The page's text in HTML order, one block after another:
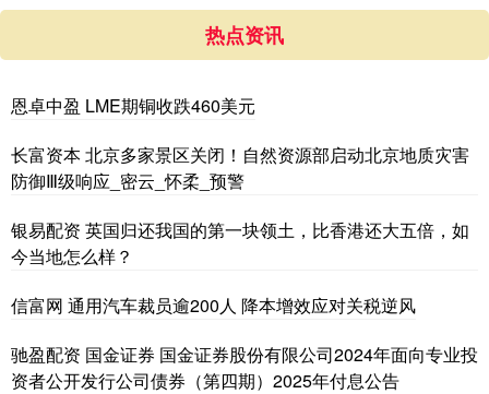
热点资讯
恩卓中盈 LME期铜收跌460美元
长富资本 北京多家景区关闭！自然资源部启动北京地质灾害
防御Ⅲ级响应_密云_怀柔_预警
银易配资 英国归还我国的第一块领土，比香港还大五倍，如
今当地怎么样？
信富网 通用汽车裁员逾200人 降本增效应对关税逆风
驰盈配资 国金证券 国金证券股份有限公司2024年面向专业投
资者公开发行公司债券（第四期）2025年付息公告